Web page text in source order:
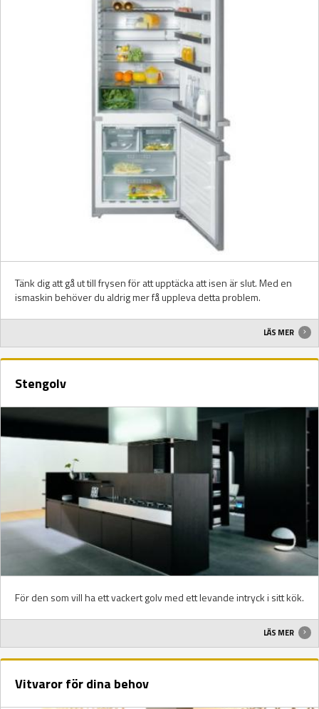
Tänk dig att gå ut till frysen för att upptäcka att isen är slut. Med en
ismaskin behöver du aldrig mer få uppleva detta problem.
LÄS MER
Stengolv
För den som vill ha ett vackert golv med ett levande intryck i sitt kök.
LÄS MER
Vitvaror för dina behov